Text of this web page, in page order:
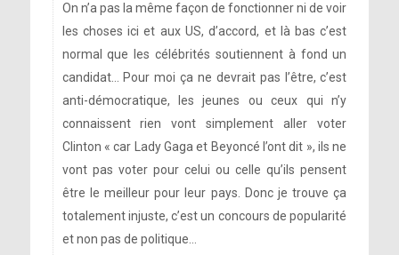
On n’a pas la même façon de fonctionner ni de voir
les choses ici et aux US, d’accord, et là bas c’est
normal que les célébrités soutiennent à fond un
candidat… Pour moi ça ne devrait pas l’être, c’est
anti-démocratique, les jeunes ou ceux qui n’y
connaissent rien vont simplement aller voter
Clinton « car Lady Gaga et Beyoncé l’ont dit », ils ne
vont pas voter pour celui ou celle qu’ils pensent
être le meilleur pour leur pays. Donc je trouve ça
totalement injuste, c’est un concours de popularité
et non pas de politique…